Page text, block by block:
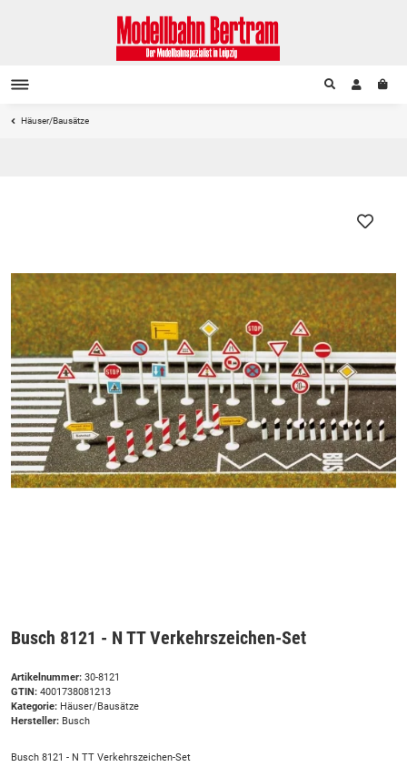
Häuser/Bausätze
Busch 8121 - N TT Verkehrszeichen-Set
Artikelnummer: 30-8121
GTIN: 4001738081213
Kategorie: Häuser/Bausätze
Hersteller: Busch
Busch 8121 - N TT Verkehrszeichen-Set